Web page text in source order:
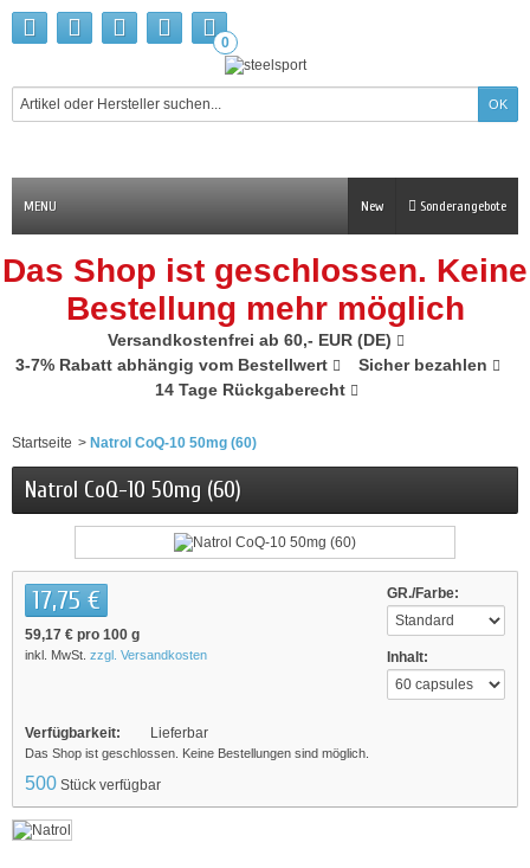
0
MENU Sonderangebote
New
Das Shop ist geschlossen. Keine
Bestellung mehr möglich
Versandkostenfrei ab 60,- EUR (DE)
3-7% Rabatt abhängig vom Bestellwert
Sicher bezahlen
14 Tage Rückgaberecht
Startseite > Natrol CoQ-10 50mg (60)
Natrol CoQ-10 50mg (60)
GR./Farbe:
Inhalt:
17,75 €
59,17 € pro 100 g
inkl. MwSt. zzgl. Versandkosten
Verfügbarkeit: Lieferbar
Das Shop ist geschlossen. Keine Bestellungen sind möglich.
500 Stück verfügbar